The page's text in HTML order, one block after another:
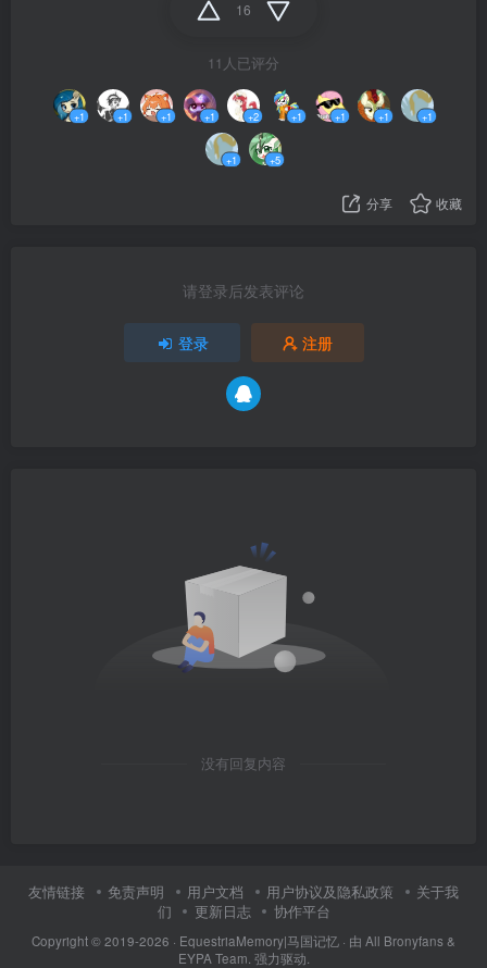
16
11人已评分
+1 +1 +1 +1 +2 +1 +1 +1 +1
+1 +5
分享 收藏
请登录后发表评论
登录 注册
没有回复内容
友情链接 免责声明 用户文档 用户协议及隐私政策
关于我
们
更新日志 协作平台
Copyright © 2019-2026 · EquestriaMemory|马国记忆 · 由 All Bronyfans &
EYPA Team. 强力驱动.